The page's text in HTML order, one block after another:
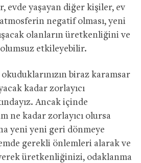
evde yaşayan diğer kişiler, ev
negatif olması, yeni
olanların üretkenliğini ve
etkileyebilir.
biraz karamsar
kadar zorlayıcı
Ancak içinde
ne kadar zorlayıcı olursa
yeni yeni geri dönmeye
gerekli önlemleri alarak ve
üretkenliğinizi, odaklanma